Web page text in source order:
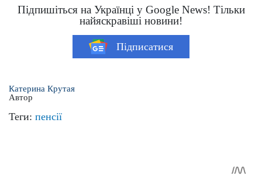
Підпишіться на Українці у Google News! Тільки
найяскравіші новини!
Підписатися
Катерина Крутая
Автор
Теги: пенсії